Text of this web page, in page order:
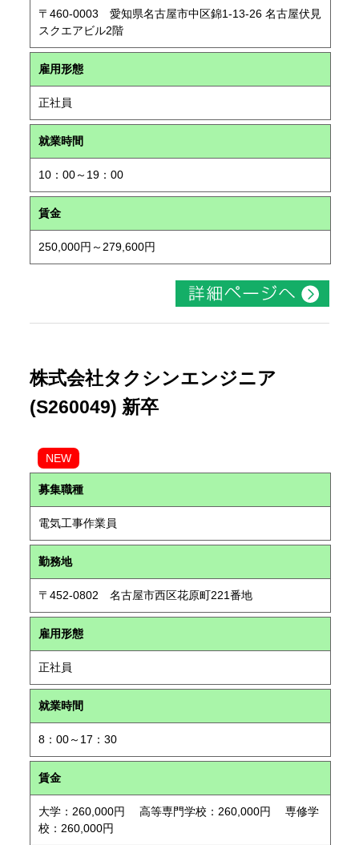
〒460-0003 愛知県名古屋市中区錦1-13-26 名古屋伏見
スクエアビル2階
雇用形態
正社員
就業時間
10：00～19：00
賃金
250,000円～279,600円
株式会社タクシンエンジニア
(S260049) 新卒
NEW
募集職種
電気工事作業員
勤務地
〒452-0802 名古屋市西区花原町221番地
雇用形態
正社員
就業時間
8：00～17：30
賃金
大学：260,000円 高等専門学校：260,000円 専修学
校：260,000円